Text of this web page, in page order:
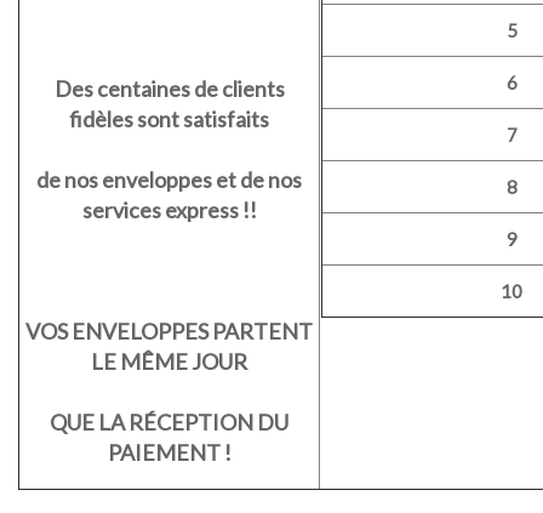
Des centaines de clients
fidèles sont satisfaits
de nos enveloppes et de nos
services express !!
VOS ENVELOPPES PARTENT
LE MÊME JOUR
QUE LA RÉCEPTION DU
PAIEMENT !
5
6
7
8
9
10